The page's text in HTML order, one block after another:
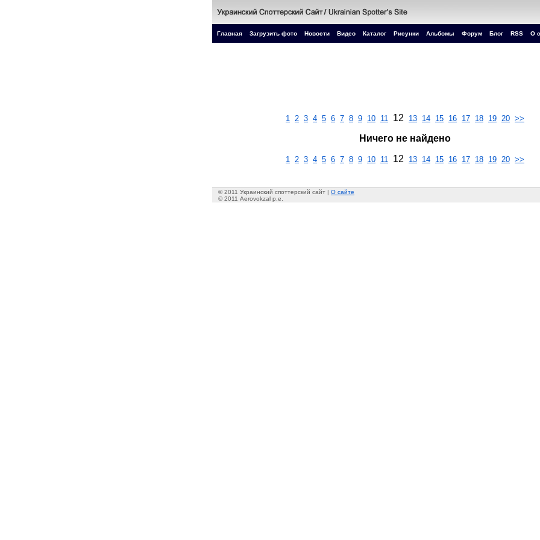
Главная Загрузить фото Новости Видео Каталог Рисунки Альбомы Форум Блог RSS О
1 2 3 4 5 6 7 8 9 10 11 12 13 14 15 16 17 18 19 20 >>
Ничего не найдено
1 2 3 4 5 6 7 8 9 10 11 12 13 14 15 16 17 18 19 20 >>
© 2011 Украинский споттерский сайт | О сайте
© 2011 Aerovokzal p.e.